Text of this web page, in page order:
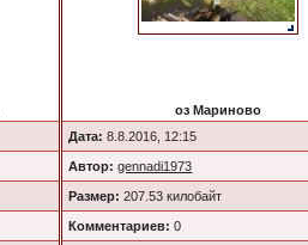
оз Мариново
Дата: 8.8.2016, 12:15
Автор: gennadi1973
Размер: 207.53 килобайт
Комментариев: 0